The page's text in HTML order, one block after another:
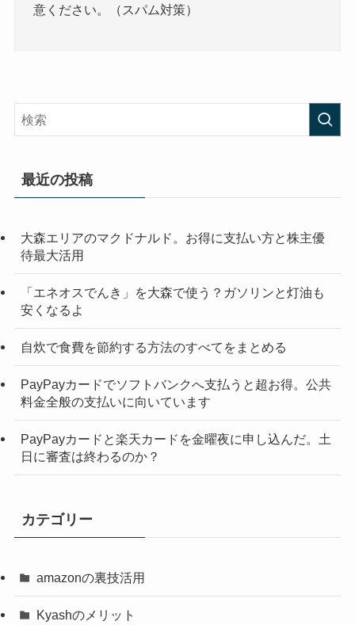
意ください。（スパム対策）
最近の投稿
大森エリアのマクドナルド。お得に支払い方と株主優
待最大活用
「エネオスでんき」を大森で使う？ガソリンと灯油も
安くなるよ
自炊で食費を節約する方法のすべてをまとめる
PayPayカードでソフトバンクへ支払うと超お得。公共
料金全般の支払いに向いています
PayPayカードと楽天カードを金曜夜に申し込んだ。土
日に審査は終わるのか？
カテゴリー
amazonの裏技活用
Kyashのメリット